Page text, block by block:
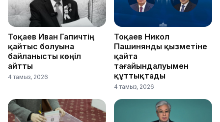
Тоқаев Иван Гапичтің
қайтыс болуына
байланысты көңіл
айтты
4 тамыз, 2026
Тоқаев Никол
Пашинянды қызметіне
қайта
тағайындалуымен
құттықтады
4 тамыз, 2026